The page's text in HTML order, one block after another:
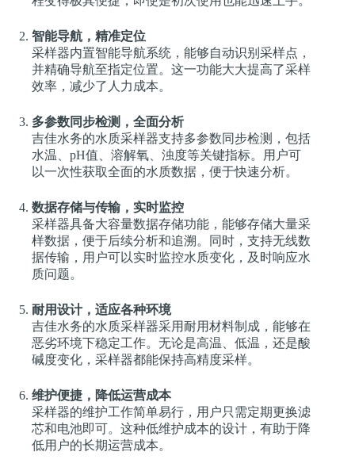
智能导航，精准定位
采样器内置智能导航系统，能够自动识别采样点，
并精确导航至指定位置。这一功能大大提高了采样
效率，减少了人力成本。
多参数同步检测，全面分析
吉佳水务的水质采样器支持多参数同步检测，包括
水温、pH值、溶解氧、浊度等关键指标。用户可
以一次性获取全面的水质数据，便于快速分析。
数据存储与传输，实时监控
采样器具备大容量数据存储功能，能够存储大量采
样数据，便于后续分析和追溯。同时，支持无线数
据传输，用户可以实时监控水质变化，及时响应水
质问题。
耐用设计，适应各种环境
吉佳水务的水质采样器采用耐用材料制成，能够在
恶劣环境下稳定工作。无论是高温、低温，还是酸
碱度变化，采样器都能保持高精度采样。
维护便捷，降低运营成本
采样器的维护工作简单易行，用户只需定期更换滤
芯和电池即可。这种低维护成本的设计，有助于降
低用户的长期运营成本。